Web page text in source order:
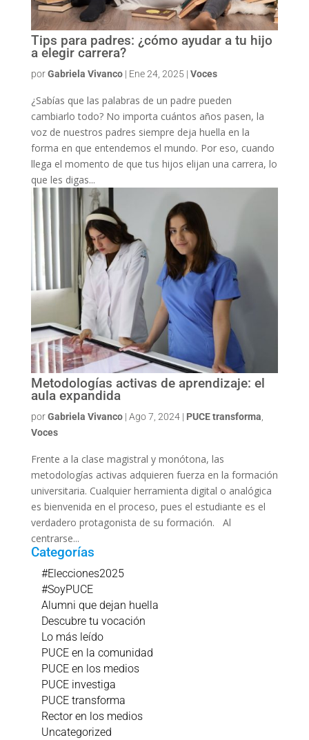
Tips para padres: ¿cómo ayudar a tu hijo
a elegir carrera?
porGabriela Vivanco| Ene 24, 2025 | Voces
¿Sabías que las palabras de un padre pueden
cambiarlo todo? No importa cuántos años pasen, la
voz de nuestros padres siempre deja huella en la
forma en que entendemos el mundo. Por eso, cuando
llega el momento de que tus hijos elijan una carrera, lo
que les digas...
Metodologías activas de aprendizaje: el
aula expandida
porGabriela Vivanco| Ago 7, 2024| PUCE transforma
Voces
Frente a la clase magistral y monótona, las
metodologías activas adquieren fuerza en la formación
universitaria. Cualquier herramienta digital o analógica
es bienvenida en el proceso, pues el estudiante es el
verdadero protagonista de su formación. Al
centrarse...
Categorías
#Elecciones2025
#SoyPUCE
Alumni que dejan huella
Descubre tu vocación
Lo más leído
PUCE en la comunidad
PUCE en los medios
PUCE investiga
PUCE transforma
Rector en los medios
Uncategorized